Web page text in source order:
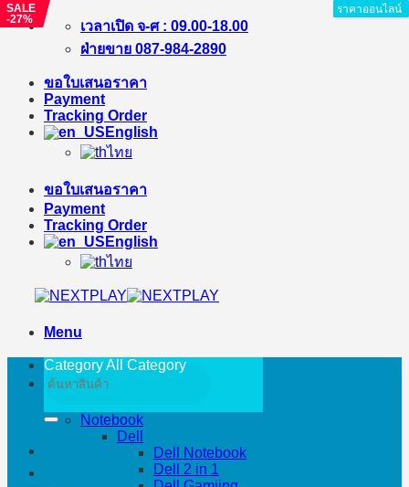
Skip
เวลาเปิด จ-ศ : 09.00-18.00
ฝ่ายขาย 087-984-2890
ขอใบเสนอราคา
Payment
Tracking Order
English
ไทย
ขอใบเสนอราคา
Payment
Tracking Order
English
ไทย
Menu
Search
for:
Category All Category
Notebook
Dell
Dell Notebook
Dell 2 in 1
SALE
-27%
ราคาออนไลน์
ราคาออนไลน์
ราคาออนไลน์
ราคาออนไลน์
SALE
-%
ราคาออนไลน์
ราคาออนไลน์
ราคาออนไลน์
ราคาออนไลน์